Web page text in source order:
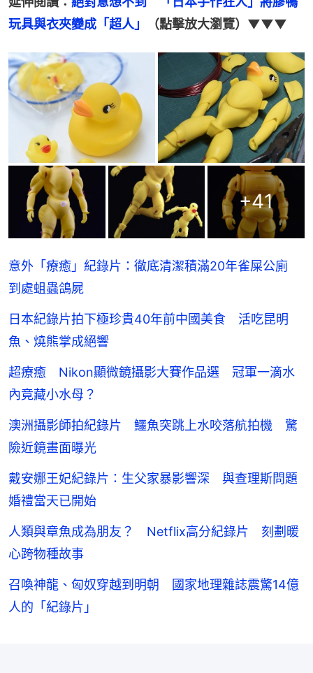
玩具與衣夾變成「超人」
（點擊放大瀏覽）▼▼▼
+41
意外「療癒」紀錄片：徹底清潔積滿20年雀屎公廁
到處蛆蟲鴿屍
日本紀錄片拍下極珍貴40年前中國美食 活吃昆明
魚、燒熊掌成絕響
超療癒 Nikon顯微鏡攝影大賽作品選 冠軍一滴水
內竟藏小水母？
澳洲攝影師拍紀錄片 鱷魚突跳上水咬落航拍機 驚
險近鏡畫面曝光
戴安娜王妃紀錄片：生父家暴影響深 與查理斯問題
婚禮當天已開始
人類與章魚成為朋友？ Netflix高分紀錄片 刻劃暖
心跨物種故事
召喚神龍、匈奴穿越到明朝 國家地理雜誌震驚14億
人的「紀錄片」